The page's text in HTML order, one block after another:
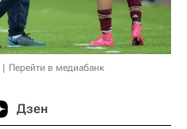
Перейти в медиабанк
Дзен